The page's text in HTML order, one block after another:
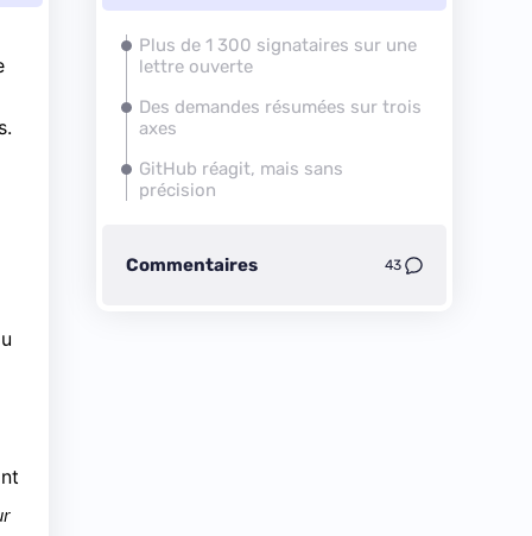
Plus de 1 300 signataires sur une
lettre ouverte
Des demandes résumées sur trois
axes
GitHub réagit, mais sans
précision
Commentaires 43